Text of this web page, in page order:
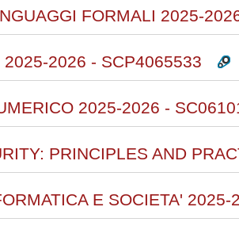
FORMALI 2025-
2025-2026 - SCP4065533
2025-2026 -
PRINCIPLES AND
E SOCIETA'